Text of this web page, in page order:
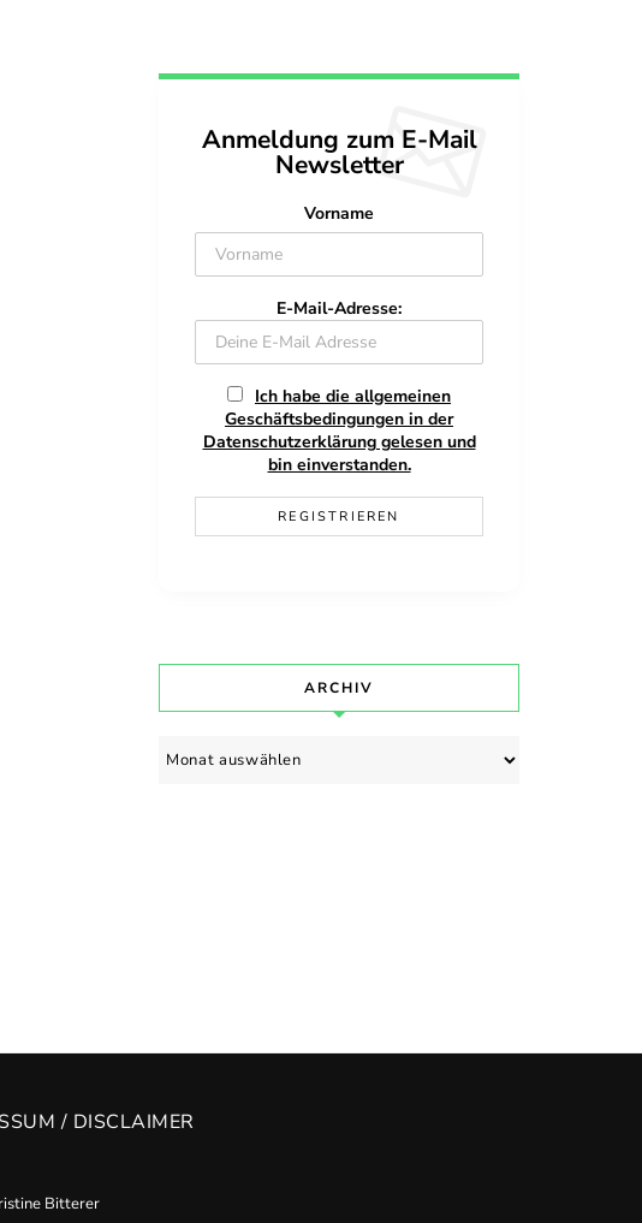
Anmeldung zum E-Mail
Newsletter
Vorname
E-Mail-Adresse:
Ich habe die allgemeinen
Geschäftsbedingungen in der
Datenschutzerklärung gelesen und
bin einverstanden.
ARCHIV
Archiv
/ DISCLAIMER
Bitterer